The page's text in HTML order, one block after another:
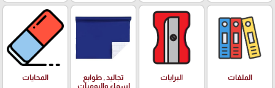
الملفات البرايات
تجاليد , طوابع
اسماء واليوميات
المحايات